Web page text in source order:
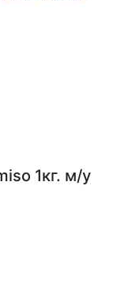
1кг. м/у